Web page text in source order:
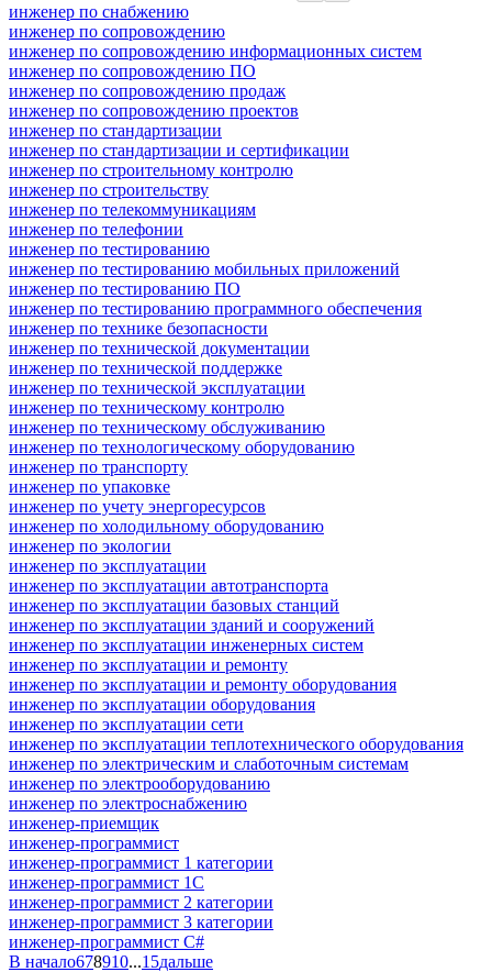
инженер по снабжению
инженер по сопровождению
инженер по сопровождению информационных систем
инженер по сопровождению ПО
инженер по сопровождению продаж
инженер по сопровождению проектов
инженер по стандартизации
инженер по стандартизации и сертификации
инженер по строительному контролю
инженер по строительству
инженер по телекоммуникациям
инженер по телефонии
инженер по тестированию
инженер по тестированию мобильных приложений
инженер по тестированию ПО
инженер по тестированию программного обеспечения
инженер по технике безопасности
инженер по технической документации
инженер по технической поддержке
инженер по технической эксплуатации
инженер по техническому контролю
инженер по техническому обслуживанию
инженер по технологическому оборудованию
инженер по транспорту
инженер по упаковке
инженер по учету энергоресурсов
инженер по холодильному оборудованию
инженер по экологии
инженер по эксплуатации
инженер по эксплуатации автотранспорта
инженер по эксплуатации базовых станций
инженер по эксплуатации зданий и сооружений
инженер по эксплуатации инженерных систем
инженер по эксплуатации и ремонту
инженер по эксплуатации и ремонту оборудования
инженер по эксплуатации оборудования
инженер по эксплуатации сети
инженер по эксплуатации теплотехнического оборудования
инженер по электрическим и слаботочным системам
инженер по электрооборудованию
инженер по электроснабжению
инженер-приемщик
инженер-программист
инженер-программист 1 категории
инженер-программист 1С
инженер-программист 2 категории
инженер-программист 3 категории
инженер-программист C#
В начало678910...15дальше